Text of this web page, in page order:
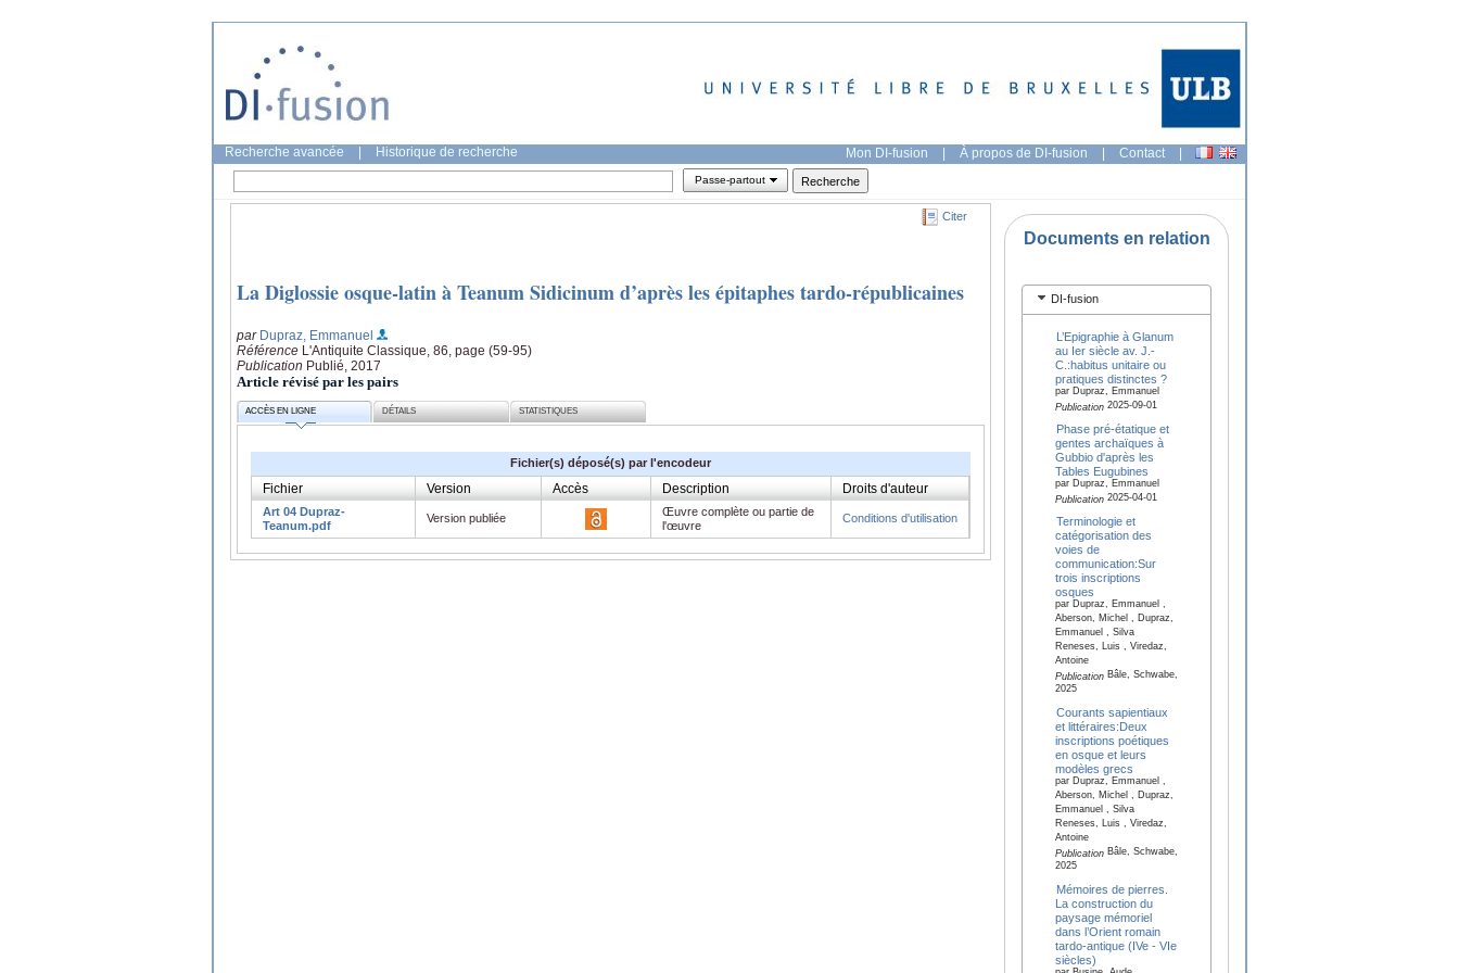
Recherche avancée Historique de recherche Mon DI-fusion | À propos de DI-fusion | Contact |
Passe-partout
Citer
La Diglossie osque-latin à Teanum Sidicinum d’après les épitaphes tardo-républicaines
par Dupraz, Emmanuel
Référence L'Antiquite Classique, 86, page (59-95)
Publication Publié, 2017
Article révisé par les pairs
ACCÈS EN LIGNE DÉTAILS STATISTIQUES
Fichier(s) déposé(s) par l'encodeur
Fichier Version Accès Description Droits d'auteur
Art 04 Dupraz-
Teanum.pdf
Version publiée
Œuvre complète ou partie de
l'œuvre
Conditions d'utilisation
Documents en relation
DI-fusion
L’Epigraphie à Glanum
au Ier siècle av. J.-
C.:habitus unitaire ou
pratiques distinctes ?
par Dupraz, Emmanuel
Publication2025-09-01
Phase pré-étatique et
gentes archaïques à
Gubbio d'après les
Tables Eugubines
par Dupraz, Emmanuel
Publication2025-04-01
Terminologie et
catégorisation des
voies de
communication:Sur
trois inscriptions
osques
par Dupraz, Emmanuel ,
Aberson, Michel , Dupraz,
Emmanuel , Silva
Reneses, Luis , Viredaz,
Antoine
PublicationBâle, Schwabe,
2025
Courants sapientiaux
et littéraires:Deux
inscriptions poétiques
en osque et leurs
modèles grecs
par Dupraz, Emmanuel ,
Aberson, Michel , Dupraz,
Emmanuel , Silva
Reneses, Luis , Viredaz,
Antoine
PublicationBâle, Schwabe,
2025
Mémoires de pierres.
La construction du
paysage mémoriel
dans l’Orient romain
tardo-antique (IVe - VIe
siècles)